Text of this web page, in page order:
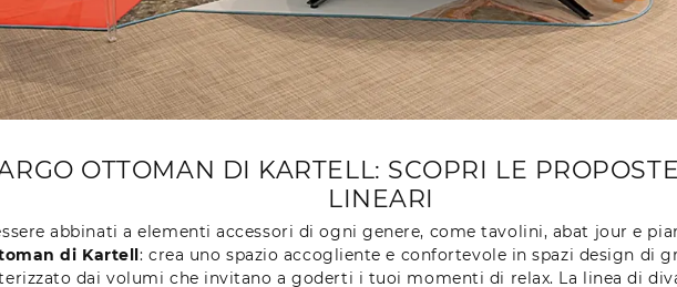
OTTOMAN DI KARTELL: SCOPRI LE
LINEARI
abbinati a elementi accessori di ogni genere, come tavolini, abat jour e
di Kartell: crea uno spazio accogliente e confortevole in spazi design di
dai volumi che invitano a goderti i tuoi momenti di relax. La linea di